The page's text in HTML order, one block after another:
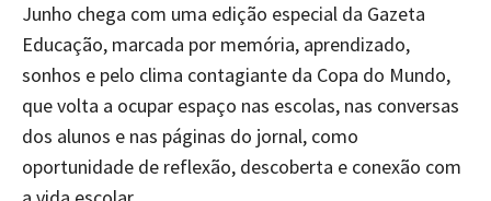
Junho chega com uma edição especial da Gazeta
Educação, marcada por memória, aprendizado,
sonhos e pelo clima contagiante da Copa do Mundo,
que volta a ocupar espaço nas escolas, nas conversas
dos alunos e nas páginas do jornal, como
oportunidade de reflexão, descoberta e conexão com